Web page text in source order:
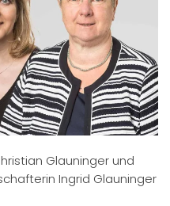
Glauninger und
Ingrid Glauninger